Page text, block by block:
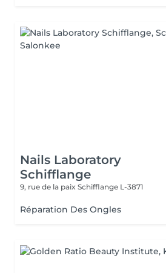
Nails Laboratory
Schifflange
9, rue de la paix Schifflange L-3871
Réparation Des Ongles